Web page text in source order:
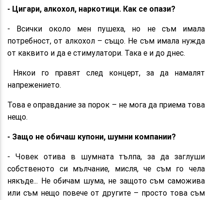
- Цигари, алкохол, наркотици. Как се опази?
- Всички около мен пушеха, но не съм имала
потребност, oт aлкохол – също. Не съм имала нужда
от каквито и да е стимулатори. Taка е и до днес.
Някои го правят след концерт, за да намалят
напрежението.
Това е оправдание за порок – не мога да приема това
нещо.
- Защо не обичаш купони, шумни компании?
- Човек отива в шумната тълпа, за да заглуши
собственото си мълчание, мисля, че съм го чела
някъде... Не обичам шума, не защото съм саможива
или съм нещо повече от другите – просто това съм